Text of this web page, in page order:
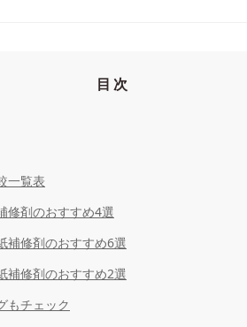
目次
一覧表
修剤のおすすめ4選
補修剤のおすすめ6選
補修剤のおすすめ2選
もチェック